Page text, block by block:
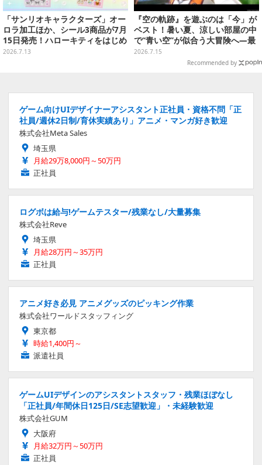
「サンリオキャラクターズ」オー
ロラ加工ほか、シール3商品が7月
15日発売！ハローキティをはじめ
全6種、一緒に楽しめるクリアバ
2026.7.13
『空の軌跡』を遊ぶのは「今」が
ベスト！暑い夏、涼しい部屋の中
で“青い空”が似合う大冒険へ―最
安値でセール中の『the 1st』か
ら新作『空の軌跡 the 2nd』まで
2026.7.15
Recommended by
ゲーム向けUIデザイナーアシスタント正社員・資格不問「正
社員/週休2日制/育休実績あり」アニメ・マンガ好き歓迎
株式会社Meta Sales
埼玉県
月給29万8,000円～50万円
正社員
ログボは給与!ゲームテスター/残業なし/大量募集
株式会社Reve
埼玉県
月給28万円～35万円
正社員
アニメ好き必見 アニメグッズのピッキング作業
株式会社ワールドスタッフィング
東京都
時給1,400円～
派遣社員
ゲームUIデザインのアシスタントスタッフ・残業ほぼなし
「正社員/年間休日125日/SE志望歓迎」・未経験歓迎
株式会社GUM
大阪府
月給32万円～50万円
正社員